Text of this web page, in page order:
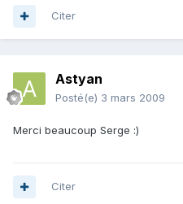
Citer
Astyan
Posté(e) 3 mars 2009
Merci beaucoup Serge :)
Citer